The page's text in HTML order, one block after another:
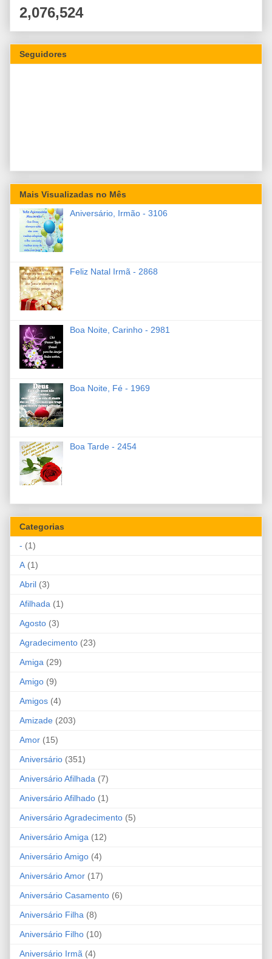
2,076,524
Seguidores
Mais Visualizadas no Mês
Aniversário, Irmão - 3106
Feliz Natal Irmã - 2868
Boa Noite, Carinho - 2981
Boa Noite, Fé - 1969
Boa Tarde - 2454
Categorias
- (1)
A (1)
Abril (3)
Afilhada (1)
Agosto (3)
Agradecimento (23)
Amiga (29)
Amigo (9)
Amigos (4)
Amizade (203)
Amor (15)
Aniversário (351)
Aniversário Afilhada (7)
Aniversário Afilhado (1)
Aniversário Agradecimento (5)
Aniversário Amiga (12)
Aniversário Amigo (4)
Aniversário Amor (17)
Aniversário Casamento (6)
Aniversário Filha (8)
Aniversário Filho (10)
Aniversário Irmã (4)